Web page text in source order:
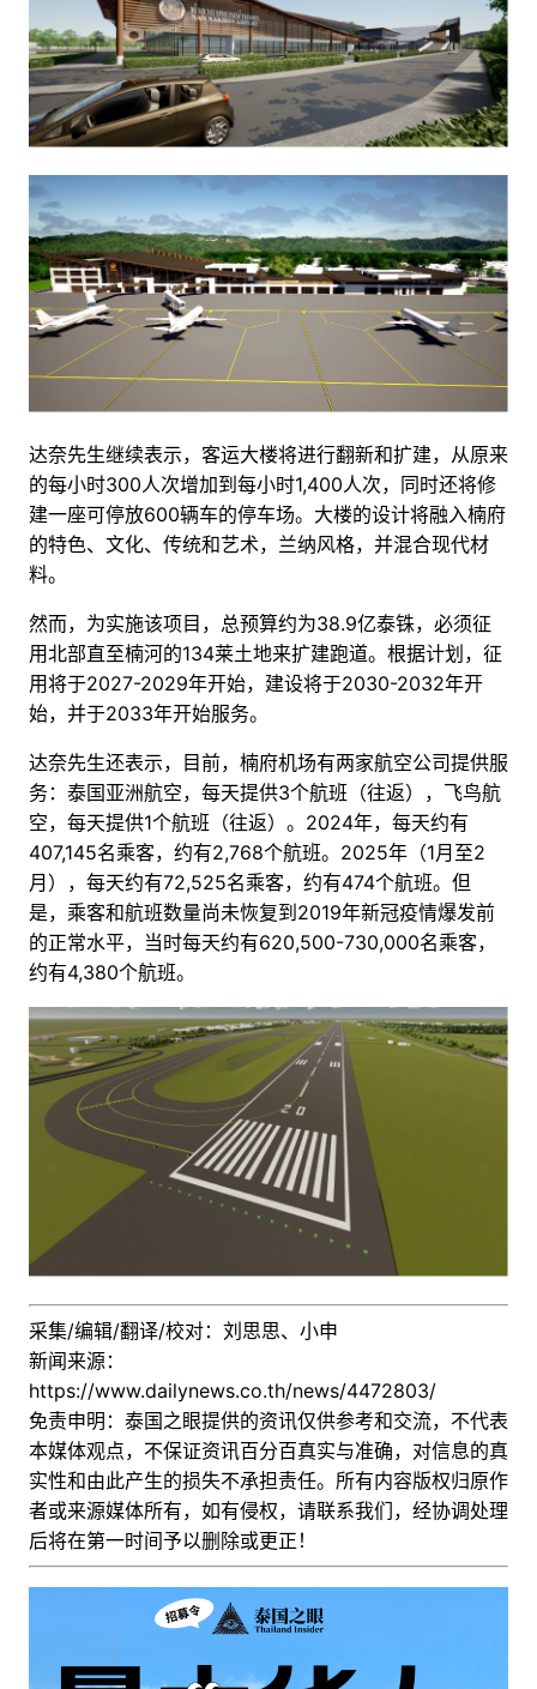
达奈先生继续表示，客运大楼将进行翻新和扩建，从原来
的每小时300人次增加到每小时1,400人次，同时还将修
建一座可停放600辆车的停车场。大楼的设计将融入楠府
的特色、文化、传统和艺术，兰纳风格，并混合现代材
料。
然而，为实施该项目，总预算约为38.9亿泰铢，必须征
用北部直至楠河的134莱土地来扩建跑道。根据计划，征
用将于2027-2029年开始，建设将于2030-2032年开
始，并于2033年开始服务。
达奈先生还表示，目前，楠府机场有两家航空公司提供服
务：泰国亚洲航空，每天提供3个航班（往返），飞鸟航
空，每天提供1个航班（往返）。2024年，每天约有
407,145名乘客，约有2,768个航班。2025年（1月至2
月），每天约有72,525名乘客，约有474个航班。但
是，乘客和航班数量尚未恢复到2019年新冠疫情爆发前
的正常水平，当时每天约有620,500-730,000名乘客，
约有4,380个航班。
采集/编辑/翻译/校对：刘思思、小申
新闻来源：
https://www.dailynews.co.th/news/4472803/
免责申明：泰国之眼提供的资讯仅供参考和交流，不代表
本媒体观点，不保证资讯百分百真实与准确，对信息的真
实性和由此产生的损失不承担责任。所有内容版权归原作
者或来源媒体所有，如有侵权，请联系我们，经协调处理
后将在第一时间予以删除或更正！